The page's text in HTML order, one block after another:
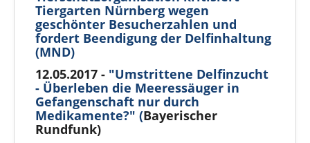
Tiergarten Nürnberg wegen
geschönter Besucherzahlen und
fordert Beendigung der Delfinhaltung
(MND)
12.05.2017 - "Umstrittene Delfinzucht
- Überleben die Meeressäuger in
Gefangenschaft nur durch
Medikamente?" (Bayerischer
Rundfunk)